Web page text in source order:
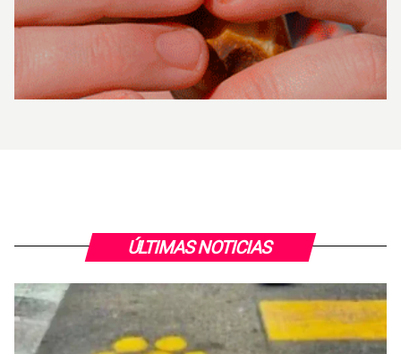
ÚLTIMAS NOTICIAS